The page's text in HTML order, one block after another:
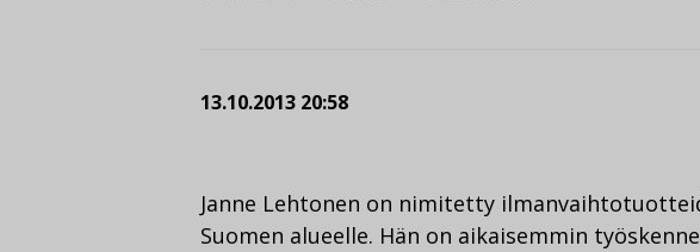
13.10.2013 20:58
Janne Lehtonen on nimitetty
Suomen alueelle. Hän on aikaisemmin